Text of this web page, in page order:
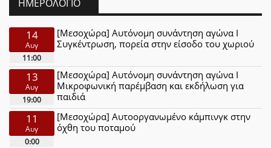
ΗΜΕΡΟΛΌΓΙΟ
14
Αυγ
11:00
[Μεσοχώρα] Αυτόνομη συνάντηση αγώνα Ι
Συγκέντρωση, πορεία στην είσοδο του χωριού
13
Αυγ
19:00
[Μεσοχώρα] Αυτόνομη συνάντηση αγώνα Ι
Μικροφωνική παρέμβαση και εκδήλωση για
παιδιά
11
Αυγ
0:00
[Μεσοχώρα] Αυτοοργανωμένο κάμπινγκ στην
όχθη του ποταμού